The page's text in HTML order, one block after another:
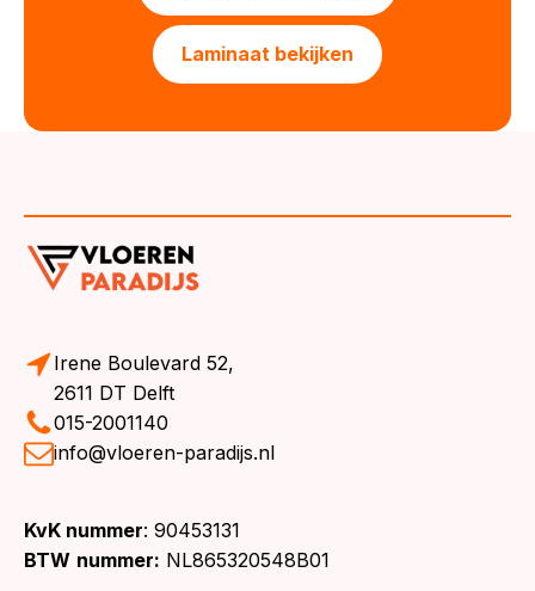
Laminaat bekijken
Irene Boulevard 52,
2611 DT Delft
015-2001140
info@vloeren-paradijs.nl
KvK nummer: 90453131
BTW nummer: NL865320548B01